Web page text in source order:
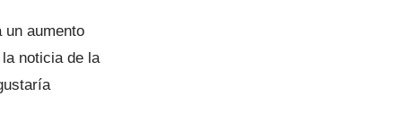
un aumento
noticia de la